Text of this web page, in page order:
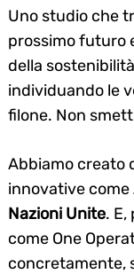
Uno studio che
prossimo futuro
della
individuando le
filone. Non
Abbiamo creato
innovative come
Nazioni Unite.
come One
concretamente,